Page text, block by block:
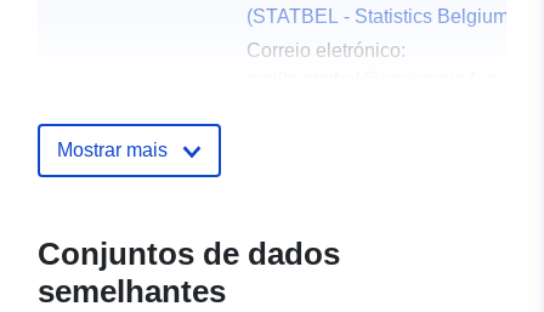
(STATBEL - Statistics Belgium)
Correio eletrónico:
Correio eletrónico:
Mostrar mais
Conjuntos de dados
semelhantes